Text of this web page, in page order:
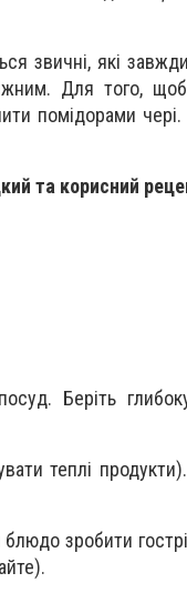
звичні, які
Для того,
помідорами
та корисний
Беріть
теплі
зробити